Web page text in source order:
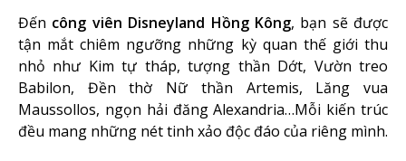
Đến công viên Disneyland Hồng Kông, bạn sẽ được
tận mắt chiêm ngưỡng những kỳ quan thế giới thu
nhỏ như Kim tự tháp, tượng thần Dớt, Vườn treo
Babilon, Đền thờ Nữ thần Artemis, Lăng vua
Maussollos, ngọn hải đăng Alexandria…Mỗi kiến trúc
đều mang những nét tinh xảo độc đáo của riêng mình.